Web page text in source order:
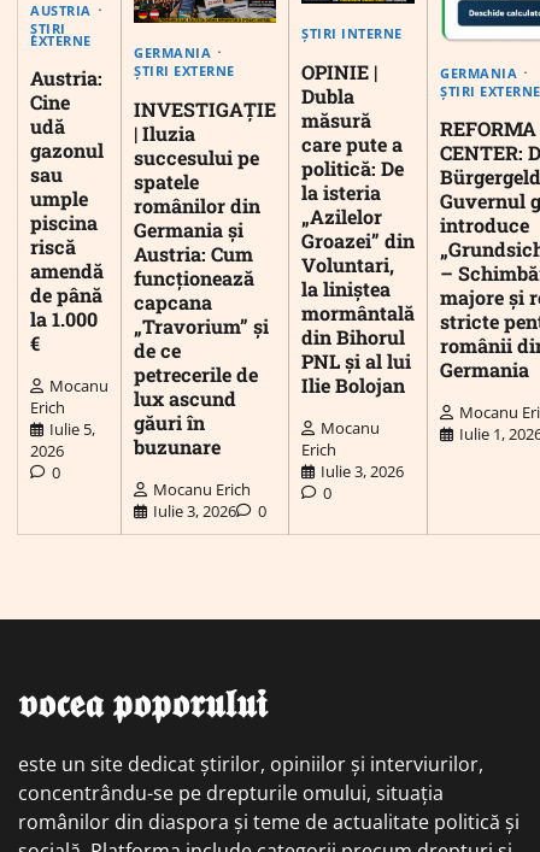
AUSTRIA
ȘTIRI
EXTERNE
Austria:
Cine
udă
gazonul
sau
umple
piscina
riscă
amendă
de până
la 1.000
€
Mocanu
Erich
Iulie 5,
2026
0
GERMANIA
ȘTIRI EXTERNE
INVESTIGAȚIE
| Iluzia
succesului pe
spatele
românilor din
Germania și
Austria: Cum
funcționează
capcana
„Travorium” și
de ce
petrecerile de
lux ascund
găuri în
buzunare
Mocanu Erich
Iulie 3, 2026
0
ȘTIRI INTERNE
OPINIE |
Dubla
măsură
care pute a
politică: De
la isteria
„Azilelor
Groazei” din
Voluntari,
la liniștea
mormântală
din Bihorul
PNL și al lui
Ilie Bolojan
Mocanu
Erich
Iulie 3, 2026
0
GERMANIA
ȘTIRI EXTERNE
CENTER:
Guvernul
introduce
–
majore și
stricte
românii
Germania
Mocanu
Iulie 1,
𝖛𝖔𝖈𝖊𝖆 𝖕𝖔𝖕𝖔𝖗𝖚𝖑𝖚𝖎
este un site dedicat știrilor, opiniilor și interviurilor,
concentrându-se pe drepturile omului, situația
românilor din diaspora și teme de actualitate politică și